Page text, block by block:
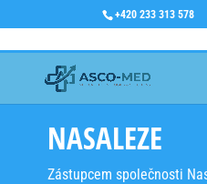
+420 233 313 578
NASALEZE
Zástupcem společnosti